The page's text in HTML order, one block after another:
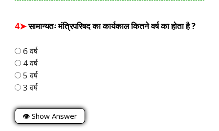
4➤सामान्यतः मंत्रिपरिषद का कार्यकाल कितने वर्ष का होता है ?
6 वर्ष
4 वर्ष
5 वर्ष
3 वर्ष
👁 Show Answer